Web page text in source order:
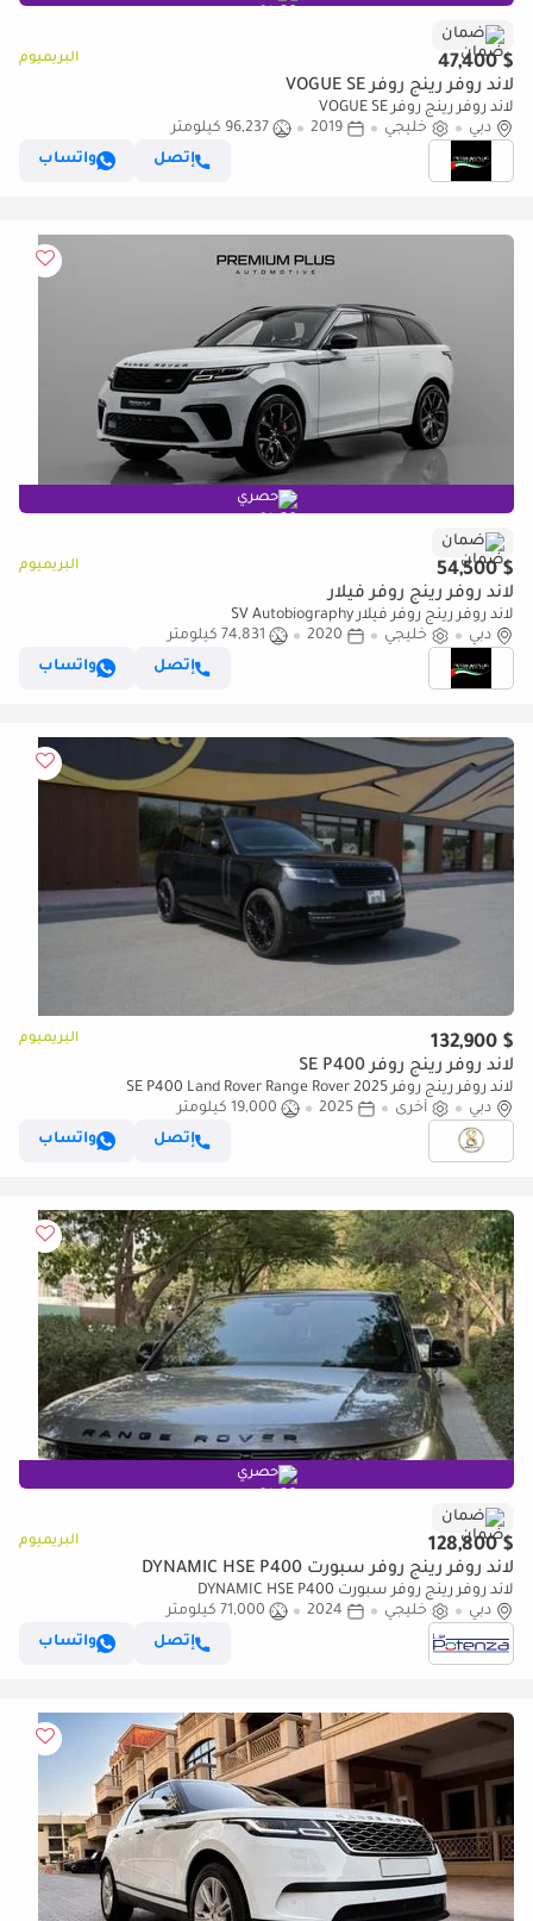
ضمان
$ 47,400 البريميوم
لاند روفر رينج روفر VOGUE SE
لاند روفر رينج روفر VOGUE SE
دبي
خليجي 2019
96,237 كيلومتر
إتصل
واتساب
حصري
ضمان
$ 54,500 البريميوم
لاند روفر رينج روفر فيلار
لاند روفر رينج روفر فيلار SV Autobiography
دبي
خليجي 2020
74,831 كيلومتر
إتصل
واتساب
$ 132,900 البريميوم
لاند روفر رينج روفر SE P400
لاند روفر رينج روفر SE P400 Land Rover Range Rover 2025
دبي
أخرى 2025
19,000 كيلومتر
إتصل
واتساب
حصري
ضمان
$ 128,800 البريميوم
لاند روفر رينج روفر سبورت DYNAMIC HSE P400
لاند روفر رينج روفر سبورت DYNAMIC HSE P400
دبي
خليجي 2024
71,000 كيلومتر
إتصل
واتساب